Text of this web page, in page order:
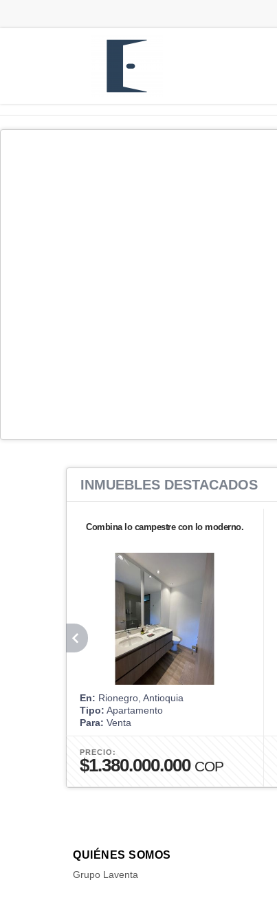
INMUEBLES DESTACADOS
Combina lo campestre con lo moderno.
En: Rionegro, Antioquia
Tipo: Apartamento
Para: Venta
PRECIO:
$1.380.000.000 COP
QUIÉNES SOMOS
Grupo Laventa